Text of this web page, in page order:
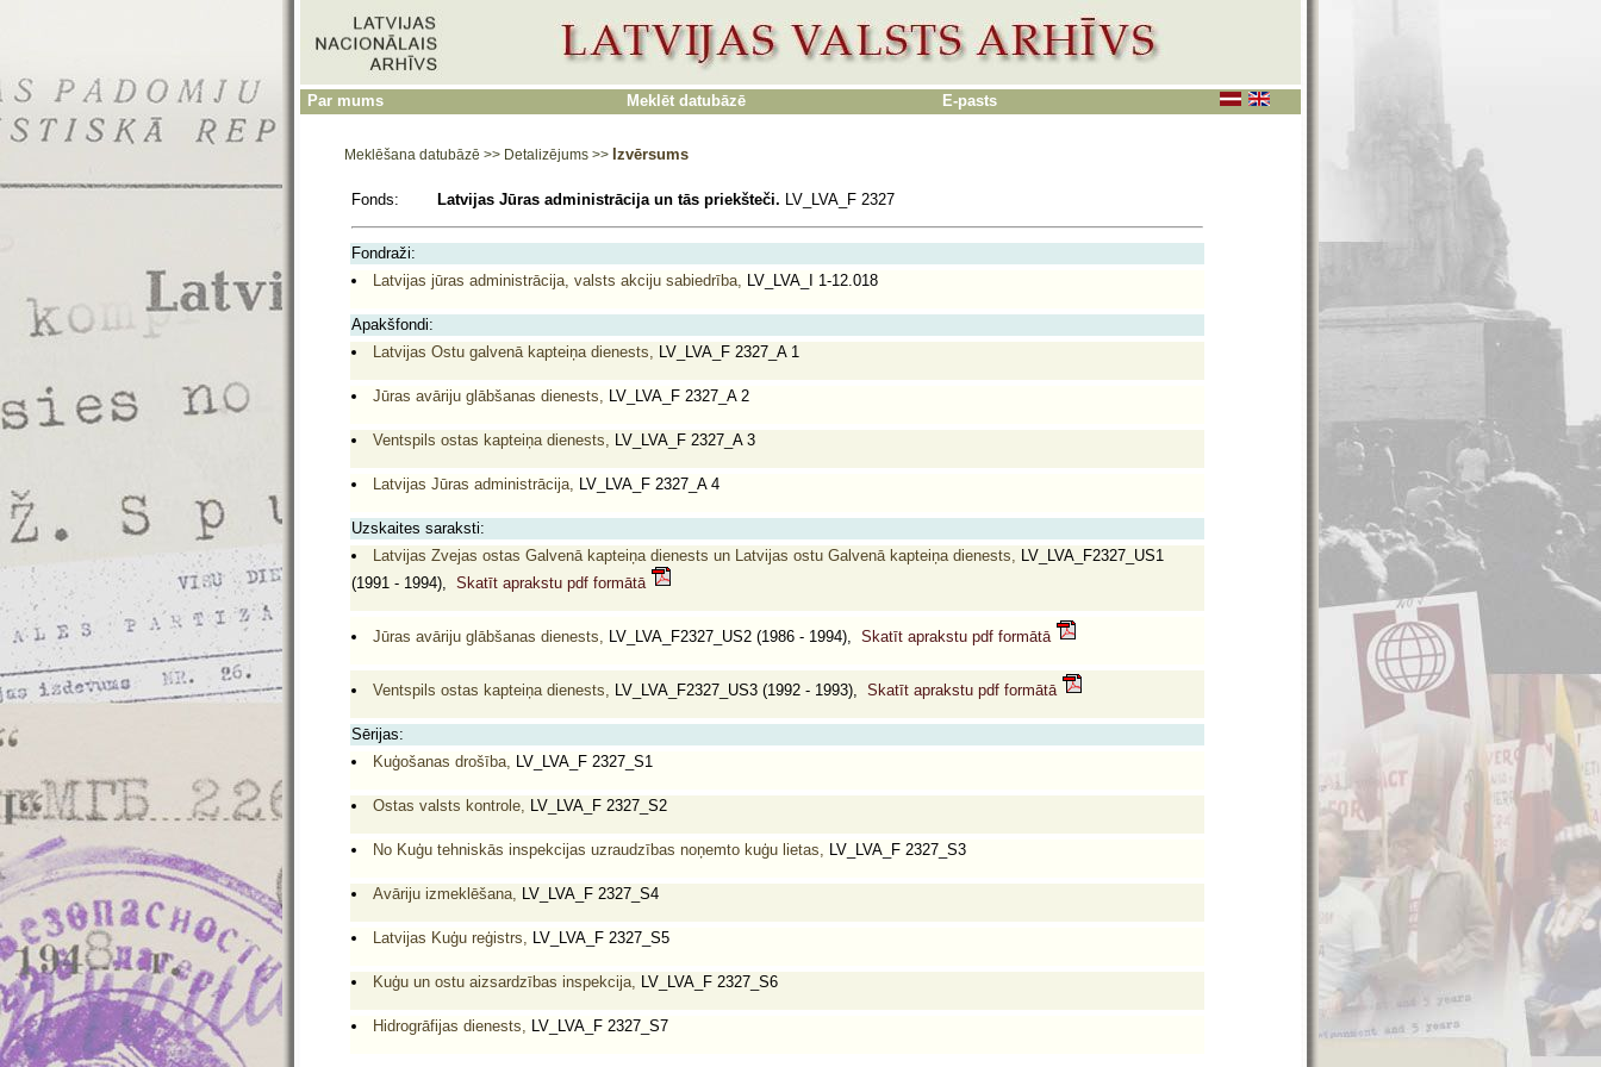
Par mums Meklēt datubāzē E-pasts
Meklēšana datubāzē >> Detalizējums >> Izvērsums
Fonds: Latvijas Jūras administrācija un tās priekšteči. LV_LVA_F 2327
Fondraži:
Latvijas jūras administrācija, valsts akciju sabiedrība, LV_LVA_I 1-12.018
Apakšfondi:
Latvijas Ostu galvenā kapteiņa dienests, LV_LVA_F 2327_A 1
Jūras avāriju glābšanas dienests, LV_LVA_F 2327_A 2
Ventspils ostas kapteiņa dienests, LV_LVA_F 2327_A 3
Latvijas Jūras administrācija, LV_LVA_F 2327_A 4
Uzskaites saraksti:
Latvijas Zvejas ostas Galvenā kapteiņa dienests un Latvijas ostu Galvenā kapteiņa dienests, LV_LVA_F2327_US1
(1991 - 1994), Skatīt aprakstu pdf formātā
Jūras avāriju glābšanas dienests, LV_LVA_F2327_US2 (1986 - 1994), Skatīt aprakstu pdf formātā
Ventspils ostas kapteiņa dienests, LV_LVA_F2327_US3 (1992 - 1993), Skatīt aprakstu pdf formātā
Sērijas:
Kuģošanas drošība, LV_LVA_F 2327_S1
Ostas valsts kontrole, LV_LVA_F 2327_S2
No Kuģu tehniskās inspekcijas uzraudzības noņemto kuģu lietas, LV_LVA_F 2327_S3
Avāriju izmeklēšana, LV_LVA_F 2327_S4
Latvijas Kuģu reģistrs, LV_LVA_F 2327_S5
Kuģu un ostu aizsardzības inspekcija, LV_LVA_F 2327_S6
Hidrogrāfijas dienests, LV_LVA_F 2327_S7